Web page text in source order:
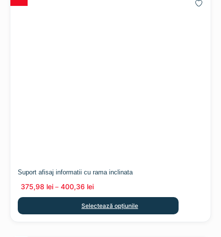
Suport afisaj informatii cu rama inclinata
375,98 lei – 400,36 lei
Selectează opțiunile